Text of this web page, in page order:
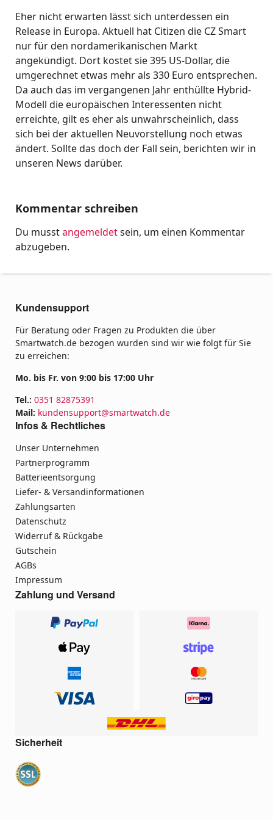
Eher nicht erwarten lässt sich unterdessen ein
Release in Europa. Aktuell hat Citizen die CZ Smart
nur für den nordamerikanischen Markt
angekündigt. Dort kostet sie 395 US-Dollar, die
umgerechnet etwas mehr als 330 Euro entsprechen.
Da auch das im vergangenen Jahr enthüllte Hybrid-
Modell die europäischen Interessenten nicht
erreichte, gilt es eher als unwahrscheinlich, dass
sich bei der aktuellen Neuvorstellung noch etwas
ändert. Sollte das doch der Fall sein, berichten wir in
unseren News darüber.
Kommentar schreiben
Du musstangemeldetsein, um einen Kommentar
abzugeben.
Kundensupport
Für Beratung oder Fragen zu Produkten die über
Smartwatch.de bezogen wurden sind wir wie folgt für Sie
zu erreichen:
Mo. bis Fr. von 9:00 bis 17:00 Uhr
Tel.: 0351 82875391
Mail: kundensupport@smartwatch.de
Infos & Rechtliches
Unser Unternehmen
Partnerprogramm
Batterieentsorgung
Liefer- & Versandinformationen
Zahlungsarten
Datenschutz
Widerruf & Rückgabe
Gutschein
AGBs
Impressum
Zahlung und Versand
Sicherheit